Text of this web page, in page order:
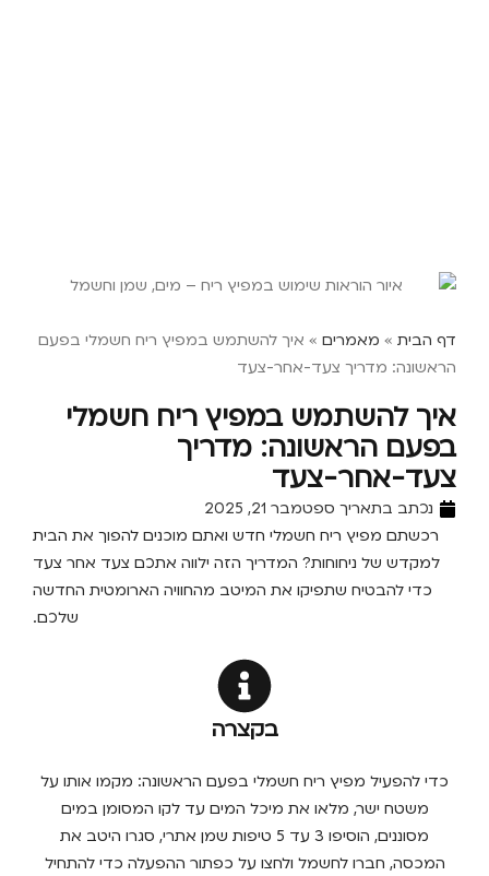
דף הבית » מאמרים » איך להשתמש במפיץ ריח חשמלי בפעם
הראשונה: מדריך צעד-אחר-צעד
איך להשתמש במפיץ ריח חשמלי
בפעם הראשונה: מדריך
צעד-אחר-צעד
נכתב בתאריך ספטמבר 21, 2025
רכשתם מפיץ ריח חשמלי חדש ואתם מוכנים להפוך את הבית
למקדש של ניחוחות? המדריך הזה ילווה אתכם צעד אחר צעד
כדי להבטיח שתפיקו את המיטב מהחוויה הארומטית החדשה
שלכם.
בקצרה
כדי להפעיל מפיץ ריח חשמלי בפעם הראשונה: מקמו אותו על
משטח ישר, מלאו את מיכל המים עד לקו המסומן במים
מסוננים, הוסיפו 3 עד 5 טיפות שמן אתרי, סגרו היטב את
המכסה, חברו לחשמל ולחצו על כפתור ההפעלה כדי להתחיל